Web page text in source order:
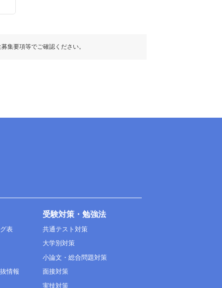
集要項等でご確認ください。
表
情報
受験対策・勉強法
共通テスト対策
大学別対策
小論文・総合問題対策
面接対策
実技対策